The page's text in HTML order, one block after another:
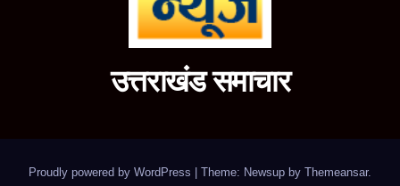
उत्तराखंड समाचार
Proudly powered by WordPress Theme: Newsup by Themeansar.